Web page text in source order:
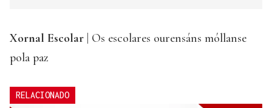
Xornal Escolar | Os escolares ourensáns móllanse
pola paz
RELACIONADO